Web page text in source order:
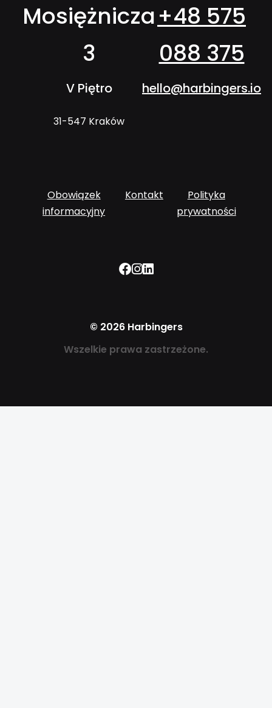
Mosiężnicza
3
V Piętro
31-547 Kraków
+48 575
088 375
hello@harbingers.io
Obowiązek
informacyjny
Kontakt
Polityka
prywatności
Facebook
Instagram
LinkedIn
© 2026 Harbingers
Wszelkie prawa zastrzeżone.